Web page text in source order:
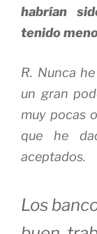
habrían
tenido
R. Nunca
un gran
muy pocas
que he
aceptados.
Los